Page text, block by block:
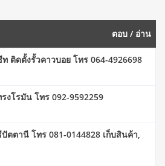
ตอบ / อ่าน
ติดตั้งรั้วคาวบอย โทร 064-4926698
งโรมัน โทร 092-9592259
ตตานี โทร 081-0144828 เก็บสินค้า,